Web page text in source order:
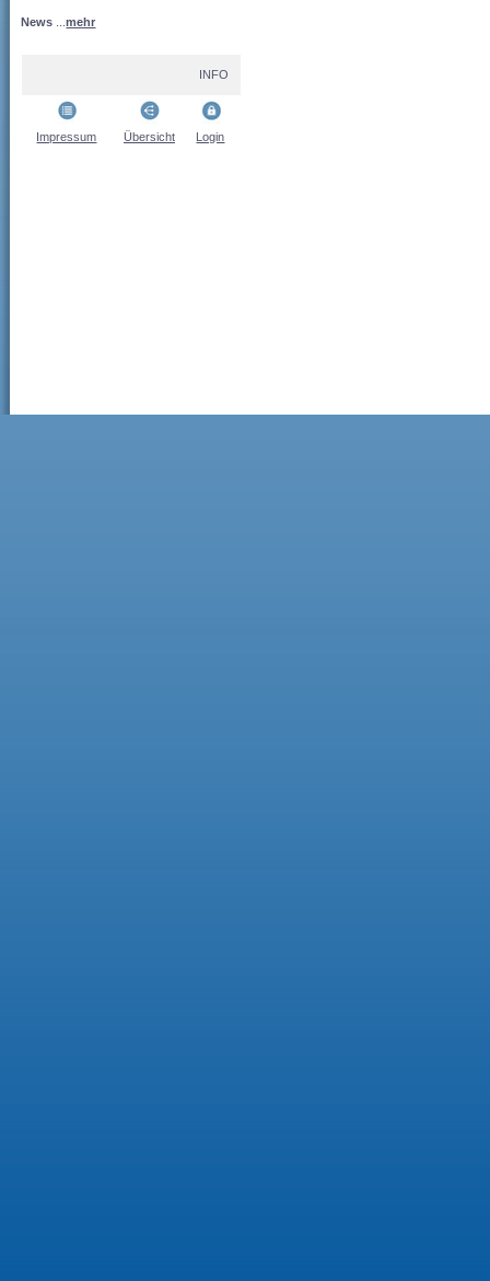
News ...mehr
INFO
Impressum Übersicht Login